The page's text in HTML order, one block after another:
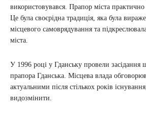
використовувався. Прапор міста практично
Це була своєрідна традиція, яка була
місцевого самоврядування та
міста.
У 1996 році у Гданську провели засідання
прапора Гданська. Місцева влада
актуальними після стількох років
видозмінити.